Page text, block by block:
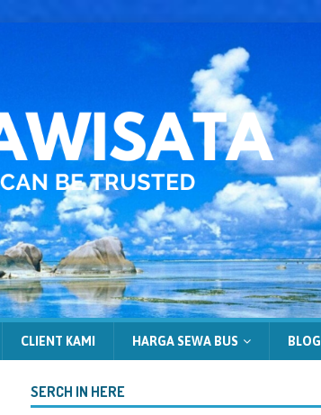
CLIENT KAMI HARGA SEWA BUS BLOG
SERCH IN HERE